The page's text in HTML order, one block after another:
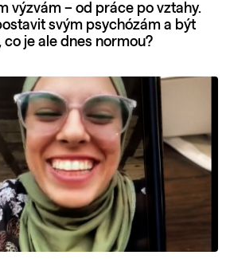
výzvám – od práce po vztahy.
svým psychózám a být
co je ale dnes normou?